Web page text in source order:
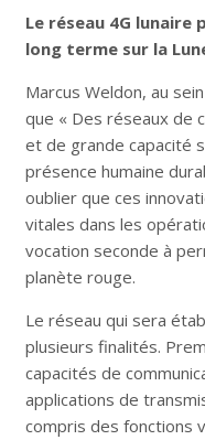
Le réseau 4G lunaire
long terme sur la
Marcus Weldon, au
que « Des réseaux de
et de grande capacité
présence humaine
oublier que ces
vitales dans les
vocation seconde à
planète rouge.
Le réseau qui sera
plusieurs finalités.
capacités de
applications de
compris des fonctions